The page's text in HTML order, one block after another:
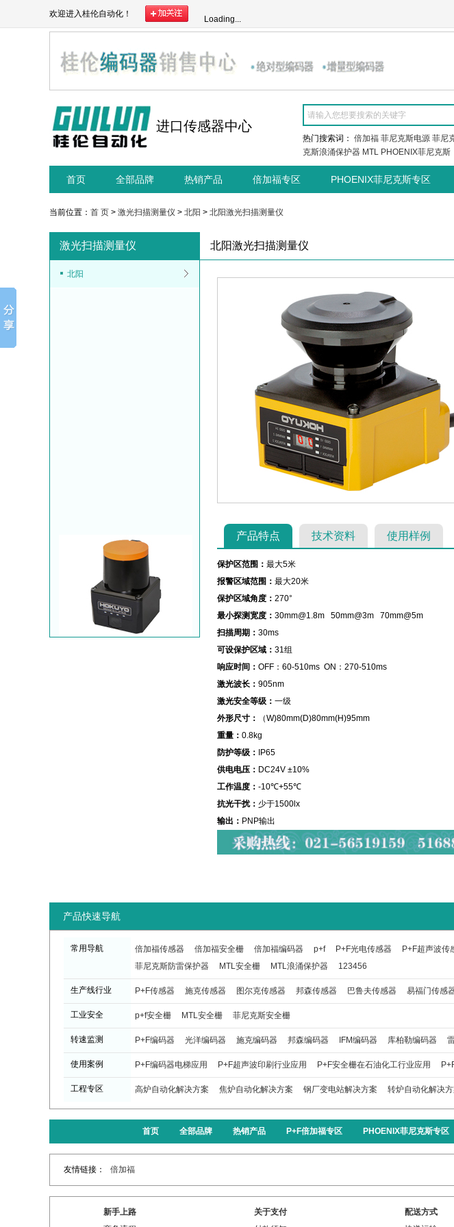
欢迎进入桂伦自动化！
Loading...
进口传感器中心
热门搜索词： 倍加福 菲尼克斯电源 菲尼
克斯浪涌保护器 MTL PHOENIX菲尼克斯
首页 全部品牌 热销产品 倍加福专区 PHOENIX菲尼克斯专区
当前位置： 首 页 > 激光扫描测量仪 > 北阳 > 北阳激光扫描测量仪
激光扫描测量仪
北阳
北阳激光扫描测量仪
产品特点 技术资料 使用样例
保护区范围： 最大5米
报警区域范围： 最大20米
保护区域角度： 270°
最小探测宽度： 30mm@1.8m 50mm@3m 70mm@5m
扫描周期： 30ms
可设保护区域： 31组
响应时间： OFF：60-510ms ON：270-510ms
激光波长： 905nm
激光安全等级： 一级
外形尺寸：
（W)80mm(D)80mm(H)95mm
重量： 0.8kg
防护等级：
IP65
供电电压： DC24V ±10%
工作温度： -10℃+55℃
抗光干扰： 少于1500lx
输出： PNP输出
产品快速导航
常用导航 倍加福传感器 倍加福安全栅 倍加福编码器 p+f P+F光电传感器 P+F超声波传
菲尼克斯防雷保护器
MTL安全栅 MTL浪涌保护器 123456
生产线行业 P+F传感器 施克传感器 图尔克传感器 邦森传感器 巴鲁夫传感器 易福门传感
工业安全 p+f安全栅 MTL安全栅 菲尼克斯安全栅
转速监测 P+F编码器 光洋编码器 施克编码器 邦森编码器 IFM编码器 库柏勒编码器
使用案例 P+F编码器电梯应用 P+F超声波印刷行业应用 P+F安全栅在石油化工行业应用
工程专区 高炉自动化解决方案 焦炉自动化解决方案 钢厂变电站解决方案 转炉自动化解决
首页 全部品牌 热销产品 P+F倍加福专区 PHOENIX菲尼克斯专区
友情链接： 倍加福
新手上路
关于支付
配送方式